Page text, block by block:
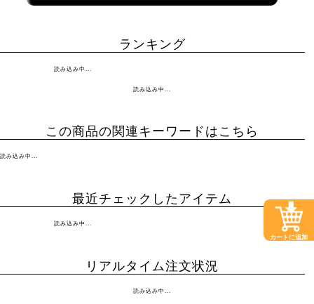
ランキング
読み込み中...
読み込み中...
この商品の関連キーワードはこちら
読み込み中...
最近チェックしたアイテム
読み込み中...
リアルタイム注文状況
読み込み中...
カートに追加